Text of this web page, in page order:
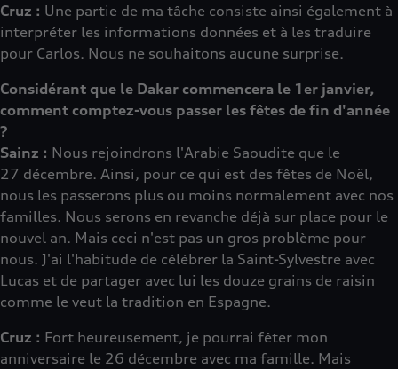
Cruz : Une partie de ma tâche consiste ainsi également à
interpréter les informations données et à les traduire
pour Carlos. Nous ne souhaitons aucune surprise.
Considérant que le Dakar commencera le 1er janvier,
comment comptez-vous passer les fêtes de fin d'année
?
Sainz : Nous rejoindrons l'Arabie Saoudite que le
27 décembre. Ainsi, pour ce qui est des fêtes de Noël,
nous les passerons plus ou moins normalement avec nos
familles. Nous serons en revanche déjà sur place pour le
nouvel an. Mais ceci n'est pas un gros problème pour
nous. J'ai l'habitude de célébrer la Saint-Sylvestre avec
Lucas et de partager avec lui les douze grains de raisin
comme le veut la tradition en Espagne.
Cruz : Fort heureusement, je pourrai fêter mon
anniversaire le 26 décembre avec ma famille. Mais